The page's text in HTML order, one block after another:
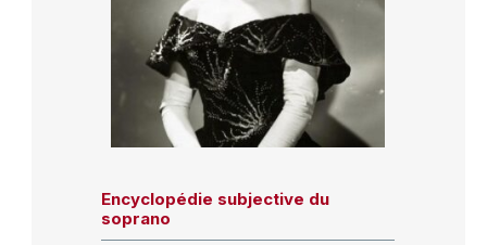
Encyclopédie subjective du
soprano